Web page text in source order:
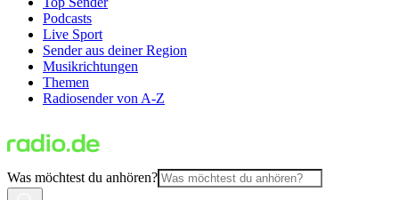
Podcasts
Live Sport
Sender aus deiner Region
Musikrichtungen
Themen
Radiosender von A-Z
Was möchtest du anhören?